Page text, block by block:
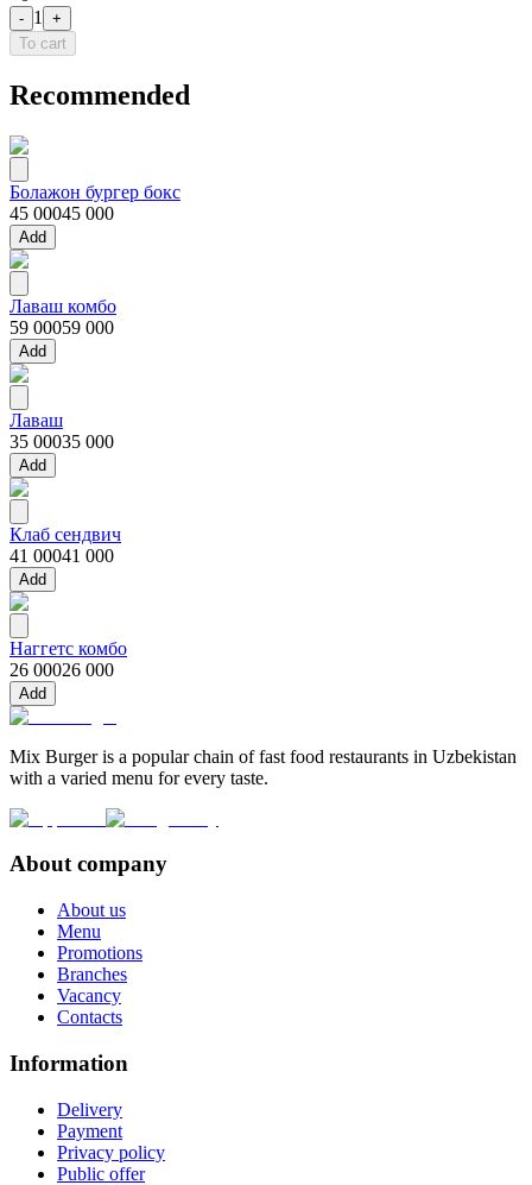
- 1
+
To cart
Recommended
Болажон бургер бокс
45 00045 000
Add
Лаваш комбо
59 00059 000
Add
Лаваш
35 00035 000
Add
Клаб сендвич
41 00041 000
Add
Наггетс комбо
26 00026 000
Add
Mix Burger is a popular chain of fast food restaurants in Uzbekistan
with a varied menu for every taste.
About company
About us
Menu
Promotions
Branches
Vacancy
Contacts
Information
Delivery
Payment
Privacy policy
Public offer